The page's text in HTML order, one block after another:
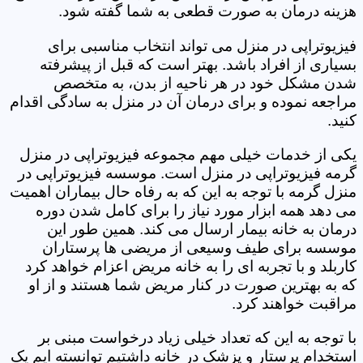
هزینه درمان به صورت قطعی به شما گفته شود.
فیزیوتراپی در منزل می تواند انتخاب مناسبی برای
بسیاری از افراد باشد. بهتر است که قبل از پیشرفته
شدن مشکل خود در هر ناحیه از بدن، به متخصص
مراجعه نموده و برای درمان آن در منزل به سادگی اقدام
کنید.
یکی از خدمات خیلی مهم مجموعه فیزیوتراپی در منزل
گرمه فیزیوتراپی در منزل است. موسسه فیزیوتراپی در
منزل گرمه با توجه به این که به رفاه حال بیماران اهمیت
می دهد همه ابزار مورد نیاز را برای کامل شدن دوره
درمان به خانه بیمار ارسال می کند. همین طور این
موسسه برای طیف وسیعی از مریضی ها پرستاران
کاربلد و با تجربه ای را به خانه مریض اعزام خواهد کرد
که به بهترین صورت در کنار مریض شما هستند و از او
مراقبت خواهند کرد.
با توجه به این که تعداد خیلی زیاد درخواست مبنی بر
استخدام پرستار و پزشک در خانه داشتیم توانسته ایم یک